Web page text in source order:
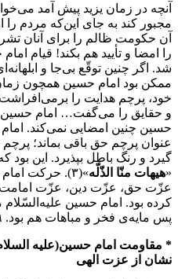
آنچه در زمان یزید پیش آمد
مجبور کند به جای این‌که مردم را
آن حکومت ظالم را برای آنان
را امضا و تأیید هم بکند! قیام
شد. اگر چنین توقّع بی‌جا و
ممکن بود امام حسین همچون زمان
خود، پرچم هدایت را
و حقایق را می‌گفت… امام حسین
حسین چنین امضایی نمی‌کند. امام
عنوان پرچم حق باقی بماند؛
گیرد و رنگ باطل بپذیرد. این بود
«هیهات منّا الذّلّه
»(۳). حرکت
عزّت حق، عزّت دین، عزّت امامت
کرده بود. امام حسین
پس مایه‌ی فخر و مباهات هم بود. ۱۳۸۱/۰۱/۰۹
* مقاومت امام حسین(علیه
نشان از عزت الهی